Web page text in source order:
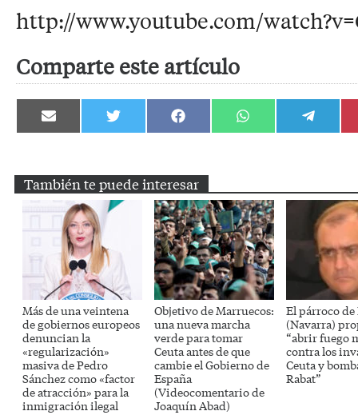
http://www.youtube.com/
Comparte este artículo
Compartir
en
Compartir
en
Compartir
en
Compartir
en
Compartir
en
También te puede interesar
Más de una veintena
de gobiernos europeos
denuncian la
«regularización»
masiva de Pedro
Sánchez como «factor
de atracción» para la
inmigración ilegal
Objetivo de Marruecos:
una nueva marcha
verde para tomar
Ceuta antes de que
cambie el Gobierno de
España
(Videocomentario de
Joaquín Abad)
El párroco
(Navarra)
“abrir fuego
contra los
Ceuta y
Rabat”